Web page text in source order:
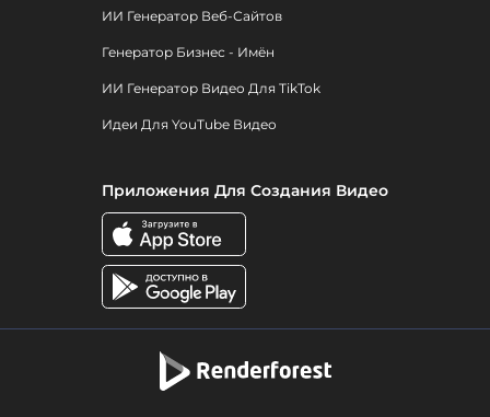
ИИ Генератор Веб-Сайтов
Генератор Бизнес - Имён
ИИ Генератор Видео Для TikTok
Идеи Для YouTube Видео
Приложения Для Создания Видео